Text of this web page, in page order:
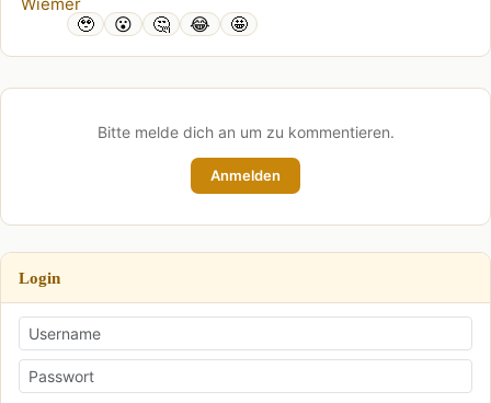
🥹 😮 🤔 😂 🤩
Bitte melde dich an um zu kommentieren.
Anmelden
Login